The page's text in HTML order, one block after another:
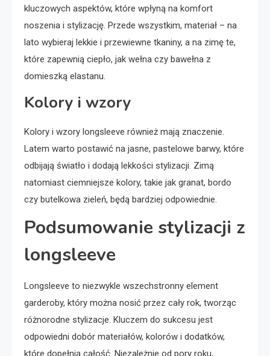
kluczowych aspektów, które wpłyną na komfort
noszenia i stylizację. Przede wszystkim, materiał – na
lato wybieraj lekkie i przewiewne tkaniny, a na zimę te,
które zapewnią ciepło, jak wełna czy bawełna z
domieszką elastanu.
Kolory i wzory
Kolory i wzory longsleeve również mają znaczenie.
Latem warto postawić na jasne, pastelowe barwy, które
odbijają światło i dodają lekkości stylizacji. Zimą
natomiast ciemniejsze kolory, takie jak granat, bordo
czy butelkowa zieleń, będą bardziej odpowiednie.
Podsumowanie stylizacji z
longsleeve
Longsleeve to niezwykle wszechstronny element
garderoby, który można nosić przez cały rok, tworząc
różnorodne stylizacje. Kluczem do sukcesu jest
odpowiedni dobór materiałów, kolorów i dodatków,
które dopełnią całość. Niezależnie od pory roku,